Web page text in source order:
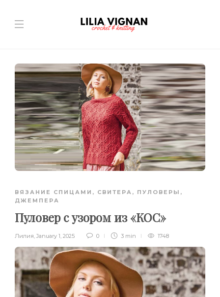
ВЯЗАНИЕ СПИЦАМИ , СВИТЕРА, ПУЛОВЕРЫ,
ДЖЕМПЕРА
Пуловер с узором из «КОС»
Лилия, January 1, 2025 0 3 min 1748